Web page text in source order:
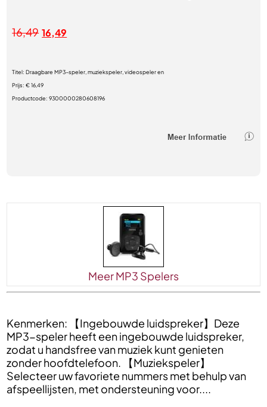
16,49 16,49
Titel:Draagbare MP3-speler, muziekspeler, videospeler en
Prijs:€ 16,49
Productcode:9300000280608196
Meer MP3 Spelers
Kenmerken: 【Ingebouwde luidspreker】Deze
MP3-speler heeft een ingebouwde luidspreker,
zodat u handsfree van muziek kunt genieten
zonder hoofdtelefoon. 【Muziekspeler】
Selecteer uw favoriete nummers met behulp van
afspeellijsten, met ondersteuning voor....